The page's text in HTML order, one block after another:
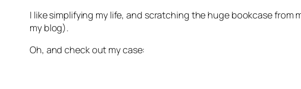
I like simplifying my life, and scratching the huge bookcase from
my blog).
Oh, and check out my case: